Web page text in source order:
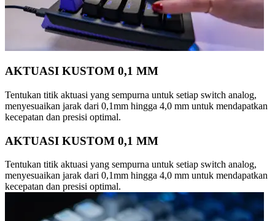
AKTUASI KUSTOM 0,1 MM
Tentukan titik aktuasi yang sempurna untuk setiap switch analog,
menyesuaikan jarak dari 0,1mm hingga 4,0 mm untuk mendapatkan
kecepatan dan presisi optimal.
AKTUASI KUSTOM 0,1 MM
Tentukan titik aktuasi yang sempurna untuk setiap switch analog,
menyesuaikan jarak dari 0,1mm hingga 4,0 mm untuk mendapatkan
kecepatan dan presisi optimal.